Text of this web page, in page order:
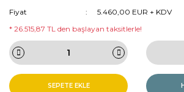
Fiyat
5.460,00 EUR + KDV
* 26.515,87 TL den başlayan taksitlerle!
SEPETE EKLE